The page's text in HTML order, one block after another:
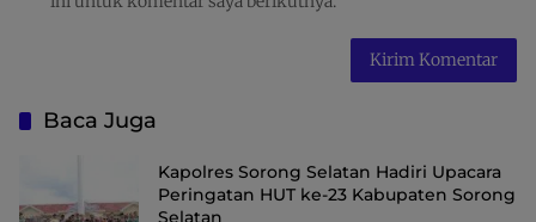
Baca Juga
Kapolres Sorong Selatan Hadiri Upacara
Peringatan HUT ke-23 Kabupaten Sorong